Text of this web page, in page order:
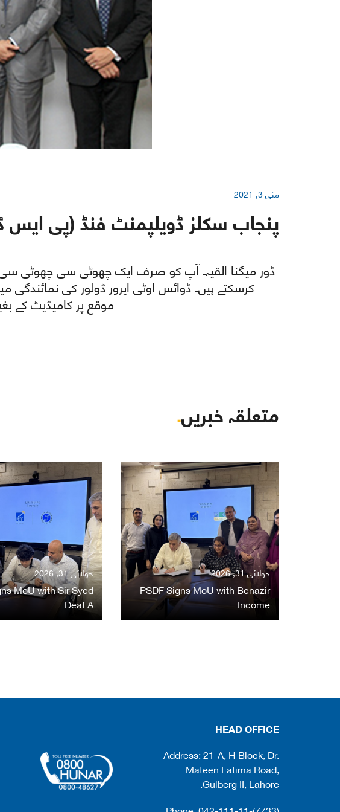
مئی 3, 2021
پنجاب سکلز ڈویلپمنٹ فنڈ (پی
ڈور میگنا القیہ۔ آپ کو صرف ایک چھوٹی سی چھوٹی سی
کرسکتے ہیں۔ ڈوائس اوٹی ایرور ڈولور کی
موقع پر کامیڈیٹ کے
متعلقہ خبریں.
جولائی 31, 2026
PSDF Signs MoU with Benazir
Income …
جولائی 31, 2026
MoU with Sir Syed
Deaf A…
HEAD OFFICE
Address: 21-A, H Block, Dr.
Mateen Fatima Road,
Gulberg II, Lahore.